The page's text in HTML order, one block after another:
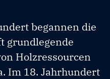
begannen die
grundlegende
Holzressourcen
Im 18. Jahrhundert